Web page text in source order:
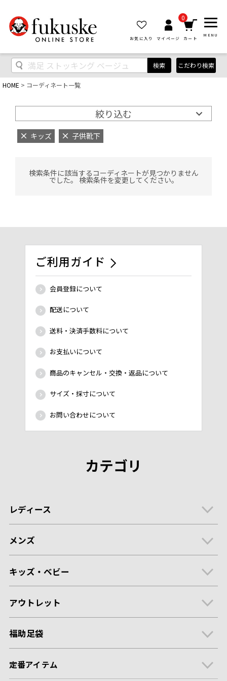
お気に入り マイページ
0
カート
MENU
検索 こだわり検索
HOME コーディネート一覧
絞り込む
キッズ 子供靴下
検索条件に該当するコーディネートが見つかりません
でした。 検索条件を変更してください。
ご利用ガイド
会員登録について
配送について
送料・決済手数料について
お支払いについて
商品のキャンセル・交換・返品について
サイズ・採寸について
お問い合わせについて
カテゴリ
レディース
メンズ
キッズ・ベビー
アウトレット
福助足袋
定番アイテム